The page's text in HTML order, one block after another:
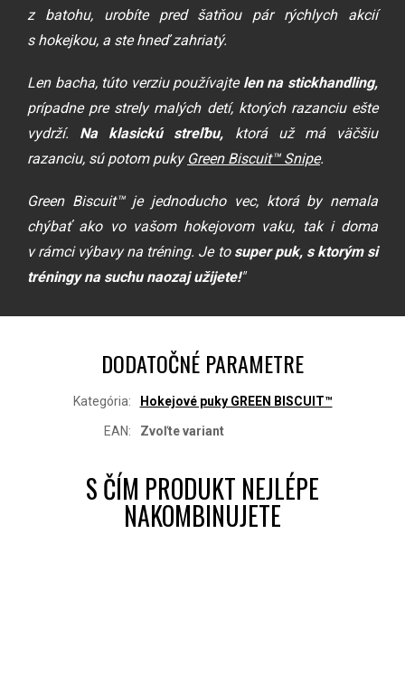
z batohu, urobíte pred šatňou pár rýchlych akcií
s hokejkou, a ste hneď zahriatý.
Len bacha, túto verziu používajte len na stickhandling,
prípadne pre strely malých detí, ktorých razanciu ešte
vydrží. Na klasickú streľbu, ktorá už má väčšiu
razanciu, sú potom puky Green Biscuit™ Snipe.
Green Biscuit™ je jednoducho vec, ktorá by nemala
chýbať ako vo vašom hokejovom vaku, tak i doma
v rámci výbavy na tréning. Je to super puk, s ktorým si
tréningy na suchu naozaj užijete!"
DODATOČNÉ PARAMETRE
Kategória: Hokejové puky GREEN BISCUIT™
EAN: Zvoľte variant